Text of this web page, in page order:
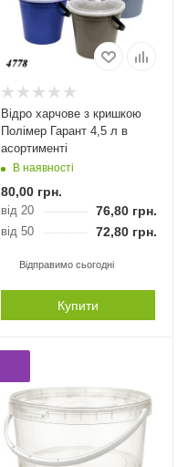
Відро харчове з кришкою
Полімер Гарант 4,5 л в
асортименті
В наявності
80,00грн.
від 20 76,80грн.
від 50 72,80грн.
Відправимо сьогодні
Купити